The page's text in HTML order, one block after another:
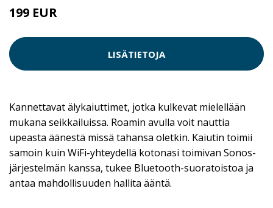
199 EUR
LISÄTIETOJA
Kannettavat älykaiuttimet, jotka kulkevat mielellään
mukana seikkailuissa. Roamin avulla voit nauttia
upeasta äänestä missä tahansa oletkin. Kaiutin toimii
samoin kuin WiFi-yhteydellä kotonasi toimivan Sonos-
järjestelmän kanssa, tukee Bluetooth-suoratoistoa ja
antaa mahdollisuuden hallita ääntä.